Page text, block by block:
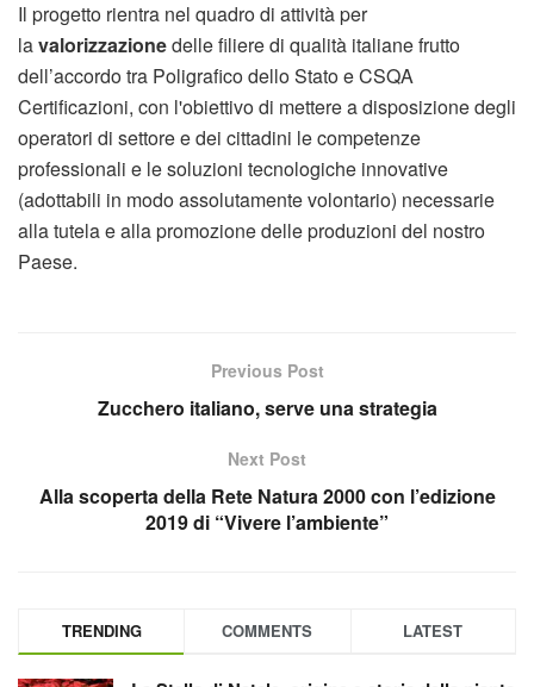
Il progetto rientra nel quadro di attività per
lavalorizzazionedelle filiere di qualità italiane frutto
dell’accordo tra Poligrafico dello Stato e CSQA
Certificazioni, con l'obiettivo di mettere a disposizione degli
operatori di settore e dei cittadini le competenze
professionali e le soluzioni tecnologiche innovative
(adottabili in modo assolutamente volontario) necessarie
alla tutela e alla promozione delle produzioni del nostro
Paese.
Previous Post
Zucchero italiano, serve una strategia
Next Post
Alla scoperta della Rete Natura 2000 con l’edizione
2019 di “Vivere l’ambiente”
TRENDING COMMENTS LATEST